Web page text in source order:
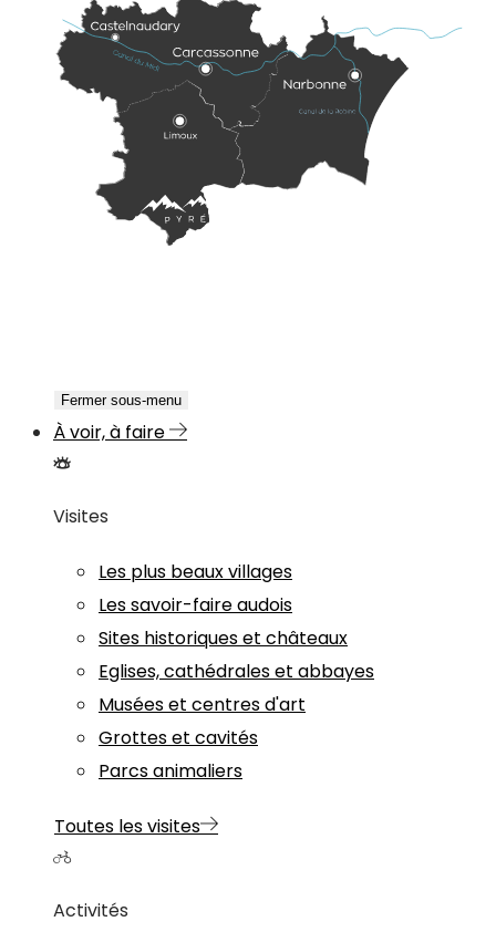
Fermer sous-menu
À voir, à faire
Visites
Les plus beaux villages
Les savoir-faire audois
Sites historiques et châteaux
Eglises, cathédrales et abbayes
Musées et centres d'art
Grottes et cavités
Parcs animaliers
Toutes les visites
Activités